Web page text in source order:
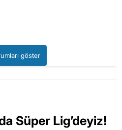
göster
Süper Lig’deyiz!